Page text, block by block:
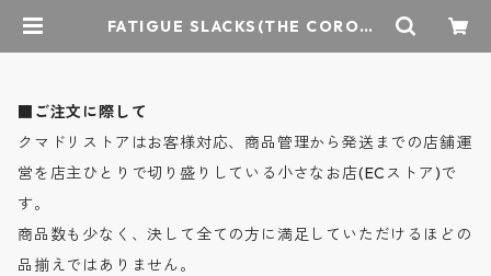
FATIGUE SLACKS(THE CORONA
ァティーグスラックス | クマドリス
トア - オーセンティックセレクトシ
ョップ
■ご注文に際して
クマドリストアはお客様対応、商品管理から発送までの店舗運
営を店主ひとりで切り盛りしている小さなお店(ECストア)で
す。
商品数も少なく、決して全ての方に満足していただけるほどの
品揃えではありません。